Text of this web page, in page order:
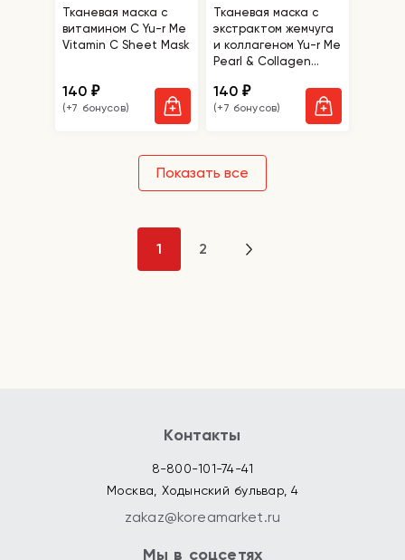
Тканевая маска с
витамином С Yu-r Me
Vitamin C Sheet Mask
140₽
(+7 бонусов)
Тканевая маска с
экстрактом жемчуга
и коллагеном Yu-r Me
Pearl & Collagen
140₽
(+7 бонусов)
Показать все
1 2
Контакты
8-800-101-74-41
Москва, Ходынский бульвар, 4
zakaz@koreamarket.ru
Мы в соцсетях